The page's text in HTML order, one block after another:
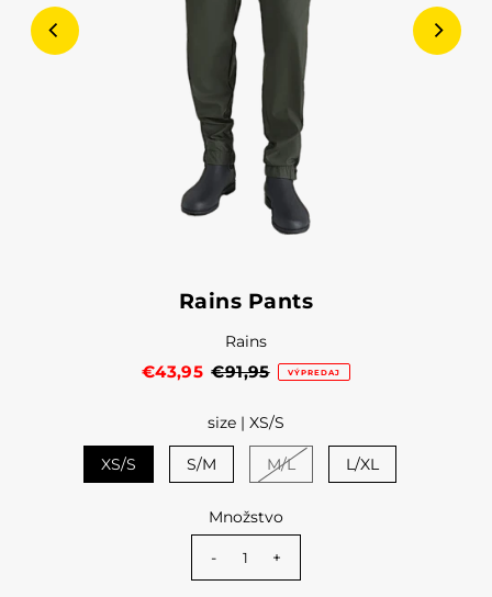
Rains Pants
Rains
€43,95 €91,95 VÝPREDAJ
size | XS/S
XS/S S/M M/L L/XL
Množstvo
- +